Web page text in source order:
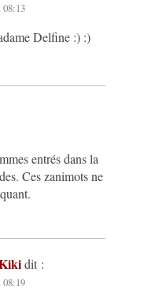
08:13
Delfine :) :)
entrés dans la
Ces zanimots ne
dit :
08:19